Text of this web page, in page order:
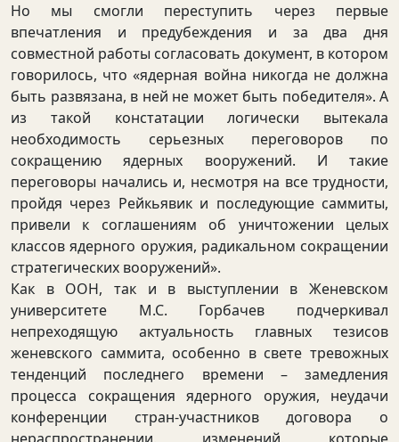
Но мы смогли переступить через первые
впечатления и предубеждения и за два дня
совместной работы согласовать документ, в котором
говорилось, что «ядерная война никогда не должна
быть развязана, в ней не может быть победителя». А
из такой констатации логически вытекала
необходимость серьезных переговоров по
сокращению ядерных вооружений. И такие
переговоры начались и, несмотря на все трудности,
пройдя через Рейкьявик и последующие саммиты,
привели к соглашениям об уничтожении целых
классов ядерного оружия, радикальном сокращении
стратегических вооружений».
Как в ООН, так и в выступлении в Женевском
университете М.С. Горбачев подчеркивал
непреходящую актуальность главных тезисов
женевского саммита, особенно в свете тревожных
тенденций последнего времени – замедления
процесса сокращения ядерного оружия, неудачи
конференции стран-участников договора о